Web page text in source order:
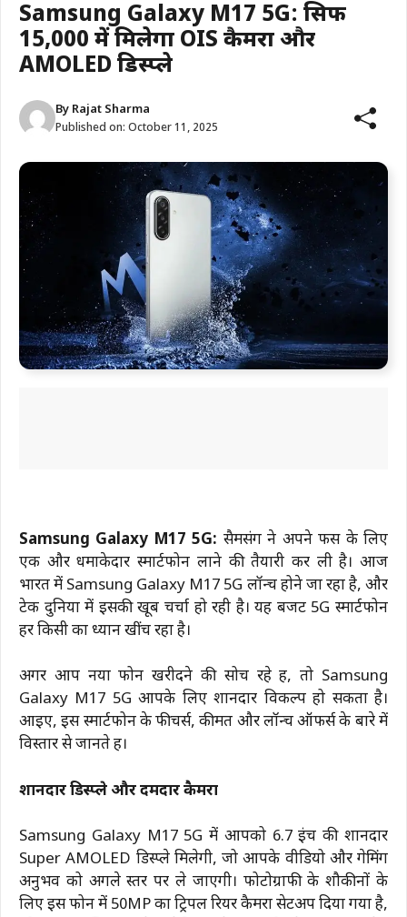
Samsung Galaxy M17 5G: सिर्फ
₹15,000 में मिलेगा OIS कैमरा और
AMOLED डिस्प्ले
By Rajat Sharma
Published on: October 11, 2025
Samsung Galaxy M17 5G: सैमसंग ने अपने फैंस के लिए
एक और धमाकेदार स्मार्टफोन लाने की तैयारी कर ली है। आज
भारत में Samsung Galaxy M17 5G लॉन्च होने जा रहा है, और
टेक दुनिया में इसकी खूब चर्चा हो रही है। यह बजट 5G स्मार्टफोन
हर किसी का ध्यान खींच रहा है।
अगर आप नया फोन खरीदने की सोच रहे हैं, तो Samsung
Galaxy M17 5G आपके लिए शानदार विकल्प हो सकता है।
आइए, इस स्मार्टफोन के फीचर्स, कीमत और लॉन्च ऑफर्स के बारे में
विस्तार से जानते हैं।
शानदार डिस्प्ले और दमदार कैमरा
Samsung Galaxy M17 5G में आपको 6.7 इंच की शानदार
Super AMOLED डिस्प्ले मिलेगी, जो आपके वीडियो और गेमिंग
अनुभव को अगले स्तर पर ले जाएगी। फोटोग्राफी के शौकीनों के
लिए इस फोन में 50MP का ट्रिपल रियर कैमरा सेटअप दिया गया है,